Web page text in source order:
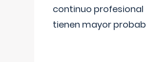
continuo profesional
tienen mayor probab